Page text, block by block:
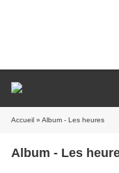
Accueil » Album - Les heures
Album - Les